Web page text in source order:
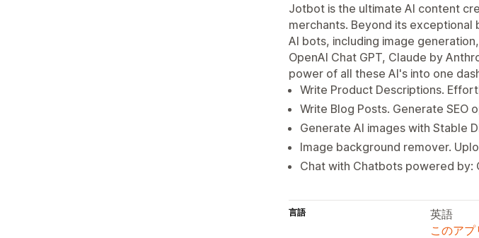
Jotbot is the ultimate AI content
merchants. Beyond its
AI bots, including image
OpenAI Chat GPT, Claude by
power of all these AI's into one
Write Product Descriptions.
Write Blog Posts. Generate SEO
Generate AI images with Stable
Image background remover.
Chat with Chatbots powered by:
言語
英語
このア